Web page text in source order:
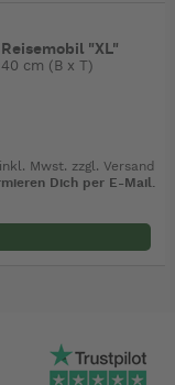
"XL"
cm (B x T)
inkl. Mwst. zzgl.Versand
Dich per E-Mail.